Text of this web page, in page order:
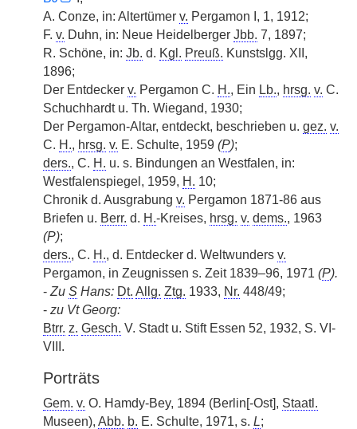
A. Conze, in: Altertümer v. Pergamon I, 1, 1912;
F. v. Duhn, in: Neue Heidelberger Jbb. 7, 1897;
R. Schöne, in: Jb. d. Kgl. Preuß. Kunstslgg. XII,
1896;
Der Entdecker v. Pergamon C. H., Ein Lb., hrsg. v. C.
Schuchhardt u. Th. Wiegand, 1930;
Der Pergamon-Altar, entdeckt, beschrieben u. gez. v.
C. H., hrsg. v. E. Schulte, 1959 (P);
ders., C. H. u. s. Bindungen an Westfalen, in:
Westfalenspiegel, 1959, H. 10;
Chronik d. Ausgrabung v. Pergamon 1871-86 aus
Briefen u. Berr. d. H.-Kreises, hrsg. v. dems., 1963
(P);
ders., C. H., d. Entdecker d. Weltwunders v.
Pergamon, in Zeugnissen s. Zeit 1839–96, 1971 (P).
- Zu S Hans: Dt. Allg. Ztg. 1933, Nr. 448/49;
- zu Vt Georg:
Btrr. z. Gesch. V. Stadt u. Stift Essen 52, 1932, S. VI-
VIII.
Porträts
Gem. v. O. Hamdy-Bey, 1894 (Berlin[-Ost], Staatl.
Museen), Abb. b. E. Schulte, 1971, s. L;